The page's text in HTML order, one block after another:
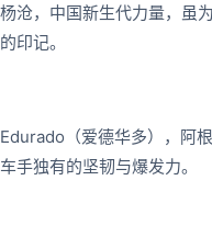
杨沧，中国新生代力量，虽
的印记。
Edurado（爱德华多），阿
车手独有的坚韧与爆发力。